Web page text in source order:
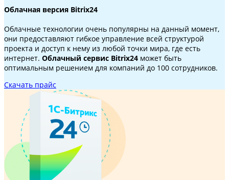
Облачная версия Bitrix24
Облачные технологии очень популярны на данный момент,
они предоставляют гибкое управление всей структурой
проекта и доступ к нему из любой точки мира, где есть
интернет. Облачный сервис Bitrix24 может быть
оптимальным решением для компаний до 100 сотрудников.
Скачать прайс